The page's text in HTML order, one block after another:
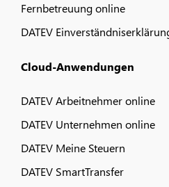
Fernbetreuung online
DATEV
Cloud-Anwendungen
DATEV Arbeitnehmer online
DATEV Unternehmen online
DATEV Meine Steuern
DATEV SmartTransfer